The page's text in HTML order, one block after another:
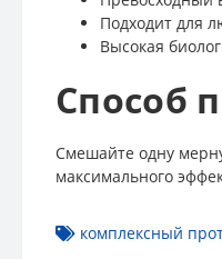
Подходит для
Высокая
Способ
Смешайте одну
максимального
комплексный